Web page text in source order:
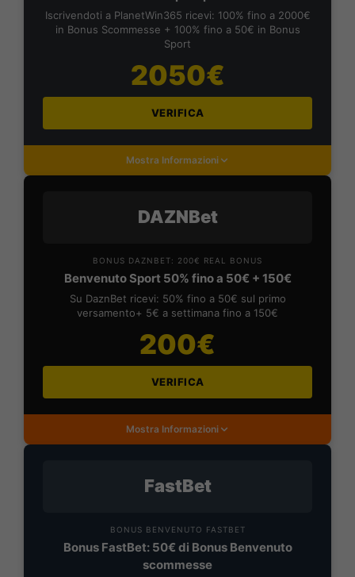
Iscrivendoti a PlanetWin365 ricevi: 100% fino a 2000€
in Bonus Scommesse + 100% fino a 50€ in Bonus
Sport
2050€
VERIFICA
Mostra Informazioni
DAZNBet
BONUS DAZNBET: 200€ REAL BONUS
Benvenuto Sport 50% fino a 50€ + 150€
Su DaznBet ricevi: 50% fino a 50€ sul primo
versamento+ 5€ a settimana fino a 150€
200€
VERIFICA
Mostra Informazioni
FastBet
BONUS BENVENUTO FASTBET
Bonus FastBet: 50€ di Bonus Benvenuto
scommesse